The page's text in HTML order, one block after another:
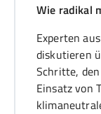
Wie radikal
Experten
diskutieren
Schritte,
Einsatz von